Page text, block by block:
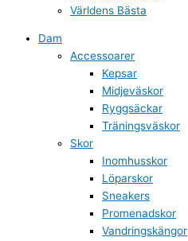
Världens Bästa
Dam
Accessoarer
Kepsar
Midjeväskor
Ryggsäckar
Träningsväskor
Skor
Inomhusskor
Löparskor
Sneakers
Promenadskor
Vandringskängor